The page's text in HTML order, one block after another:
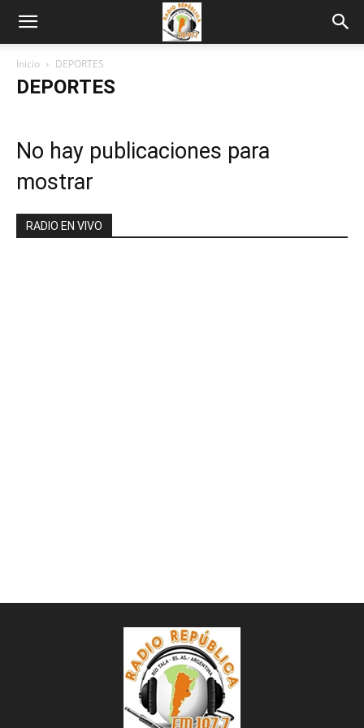
Inicio DEPORTES
DEPORTES
No hay publicaciones para
mostrar
RADIO EN VIVO